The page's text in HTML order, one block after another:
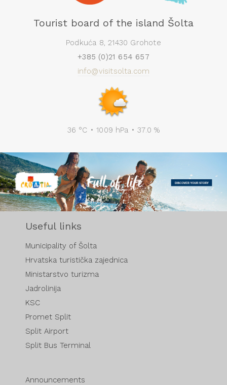
Tourist board of the island Šolta
Podkuća 8, 21430 Grohote
+385 (0)21 654 657
info@visitsolta.com
36 °C • 1009 hPa • 37.0 %
Useful links
Municipality of Šolta
Hrvatska turistička zajednica
Ministarstvo turizma
Jadrolinija
KSC
Promet Split
Split Airport
Split Bus Terminal
Announcements